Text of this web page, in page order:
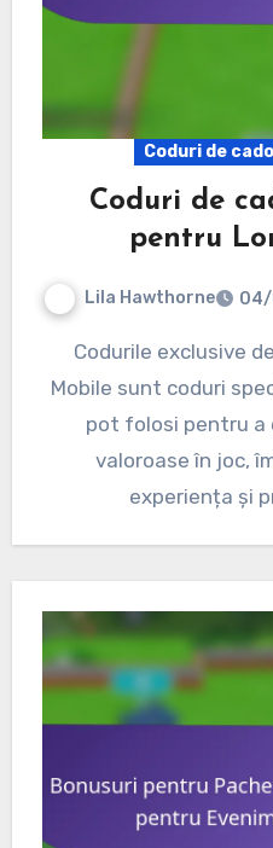
Coduri de
Coduri de
pentru
Lila Hawthorne
Codurile exclusive de cadou pentru Lords
Mobile sunt coduri
pot folosi pentru a
valoroase în joc,
experiența și